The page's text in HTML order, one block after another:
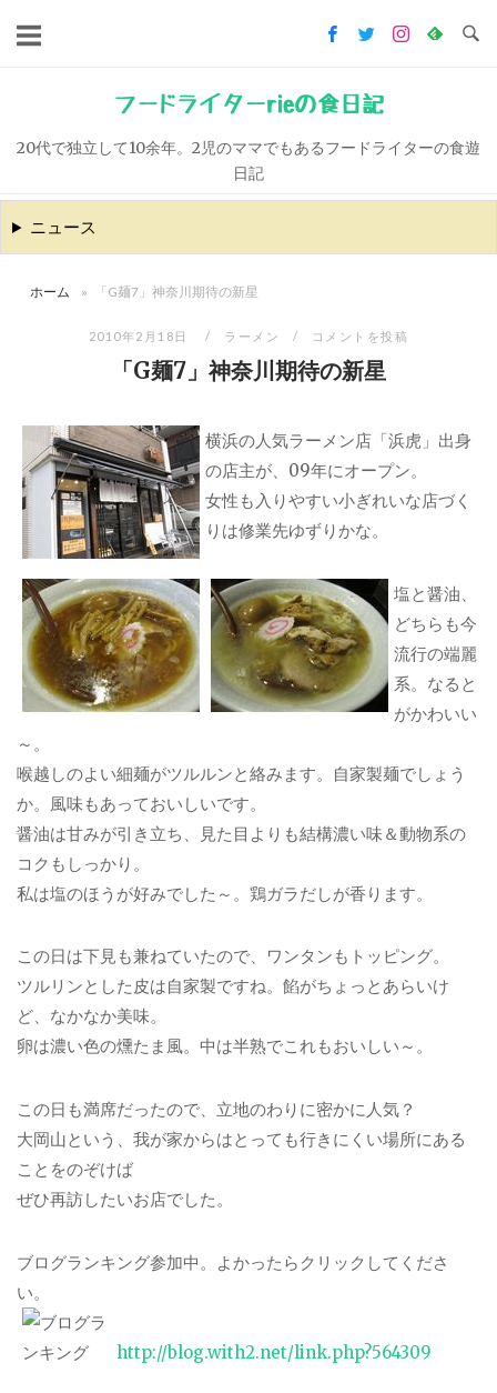
キ
ッ
フードライターrieの食日記
20代で独立して10余年。2児のママでもあるフードライターの食遊
日記
ニュース
ホーム » 「G麺7」神奈川期待の新星
2010年2月18日 ラーメン コメントを投稿
「G麺7」神奈川期待の新星
横浜の人気ラーメン店「浜虎」出身
の店主が、09年にオープン。
女性も入りやすい小ぎれいな店づく
りは修業先ゆずりかな。
塩と醤油、
どちらも今
流行の端麗
系。なると
がかわいい
～。
喉越しのよい細麺がツルルンと絡みます。自家製麺でしょう
か。風味もあっておいしいです。
醤油は甘みが引き立ち、見た目よりも結構濃い味＆動物系の
コクもしっかり。
私は塩のほうが好みでした～。鶏ガラだしが香ります。
この日は下見も兼ねていたので、ワンタンもトッピング。
ツルリンとした皮は自家製ですね。餡がちょっとあらいけ
ど、なかなか美味。
卵は濃い色の燻たま風。中は半熟でこれもおいしい～。
この日も満席だったので、立地のわりに密かに人気？
大岡山という、我が家からはとっても行きにくい場所にある
ことをのぞけば
ぜひ再訪したいお店でした。
ブログランキング参加中。よかったらクリックしてくださ
い。
http://blog.with2.net/link.php?564309